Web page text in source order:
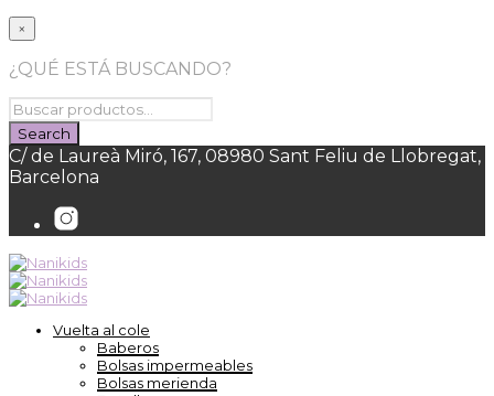
×
¿QUÉ ESTÁ BUSCANDO?
C/ de Laureà Miró, 167, 08980 Sant Feliu de Llobregat,
Barcelona
Vuelta al cole
Baberos
Bolsas impermeables
Bolsas merienda